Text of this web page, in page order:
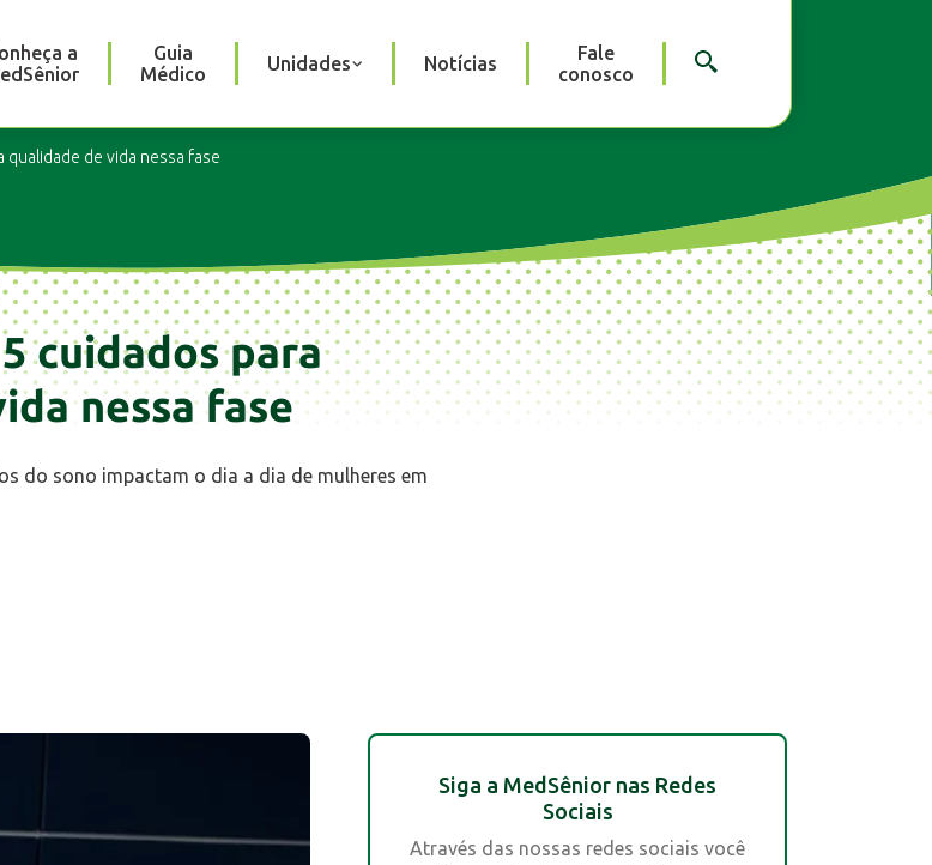
a
Guia
Médico
Unidades Notícias
Fale
conosco
de vida nessa fase
cuidados para
nessa fase
do sono impactam o dia a dia de mulheres em
Siga a MedSênior nas Redes
Sociais
Através das nossas redes sociais você